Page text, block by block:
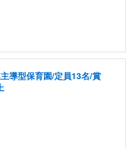
導型保育園/定員13名/賞